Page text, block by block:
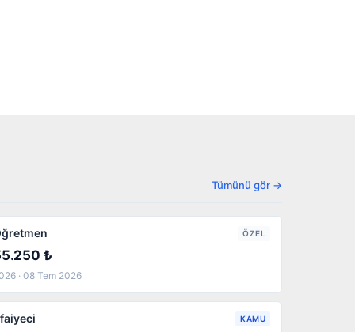
Tümünü gör →
ÖZEL
₺
· 08 Tem 2026
KAMU